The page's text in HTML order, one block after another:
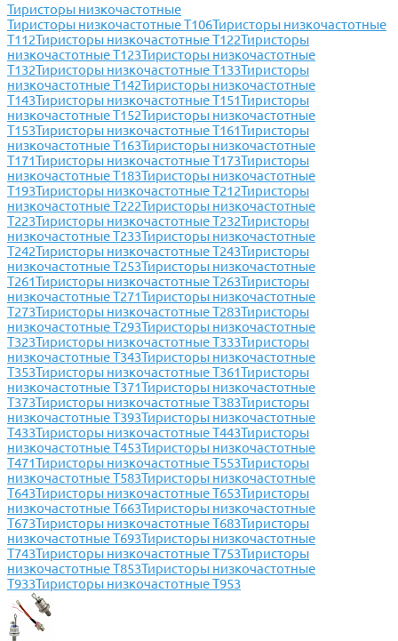
Тиристоры низкочастотные
Тиристоры низкочастотные Т106Тиристоры низкочастотные
Т112Тиристоры низкочастотные Т122Тиристоры
низкочастотные Т123Тиристоры низкочастотные
Т132Тиристоры низкочастотные Т133Тиристоры
низкочастотные Т142Тиристоры низкочастотные
Т143Тиристоры низкочастотные Т151Тиристоры
низкочастотные Т152Тиристоры низкочастотные
Т153Тиристоры низкочастотные Т161Тиристоры
низкочастотные Т163Тиристоры низкочастотные
Т171Тиристоры низкочастотные Т173Тиристоры
низкочастотные Т183Тиристоры низкочастотные
Т193Тиристоры низкочастотные Т212Тиристоры
низкочастотные Т222Тиристоры низкочастотные
Т223Тиристоры низкочастотные Т232Тиристоры
низкочастотные Т233Тиристоры низкочастотные
Т242Тиристоры низкочастотные Т243Тиристоры
низкочастотные Т253Тиристоры низкочастотные
Т261Тиристоры низкочастотные Т263Тиристоры
низкочастотные Т271Тиристоры низкочастотные
Т273Тиристоры низкочастотные Т283Тиристоры
низкочастотные Т293Тиристоры низкочастотные
Т323Тиристоры низкочастотные Т333Тиристоры
низкочастотные Т343Тиристоры низкочастотные
Т353Тиристоры низкочастотные Т361Тиристоры
низкочастотные Т371Тиристоры низкочастотные
Т373Тиристоры низкочастотные Т383Тиристоры
низкочастотные Т393Тиристоры низкочастотные
Т433Тиристоры низкочастотные Т443Тиристоры
низкочастотные Т453Тиристоры низкочастотные
Т471Тиристоры низкочастотные Т553Тиристоры
низкочастотные Т583Тиристоры низкочастотные
Т643Тиристоры низкочастотные Т653Тиристоры
низкочастотные Т663Тиристоры низкочастотные
Т673Тиристоры низкочастотные Т683Тиристоры
низкочастотные Т693Тиристоры низкочастотные
Т743Тиристоры низкочастотные Т753Тиристоры
низкочастотные Т853Тиристоры низкочастотные
Т933Тиристоры низкочастотные Т953